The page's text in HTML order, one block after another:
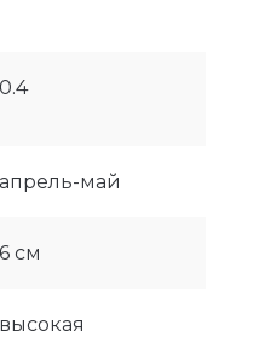
0.4
апрель-май
6 см
высокая